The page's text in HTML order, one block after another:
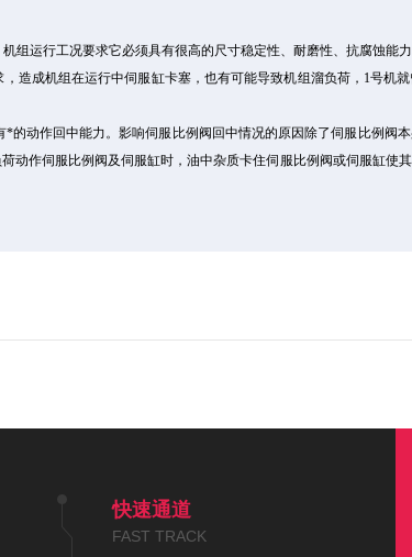
运行工况要求它必须具有很高的尺寸稳定性、耐磨性、抗腐蚀能
造成机组在运行中伺服缸卡塞，也有可能导致机组溜负荷，1号机
动作回中能力。影响伺服比例阀回中情况的原因除了伺服比例阀
作伺服比例阀及伺服缸时，油中杂质卡住伺服比例阀或伺服缸使
快速通道
FAST TRACK